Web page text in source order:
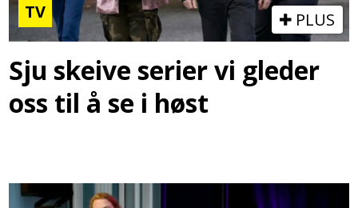
TV PLUS
Sju skeive serier vi gleder
oss til å se i høst